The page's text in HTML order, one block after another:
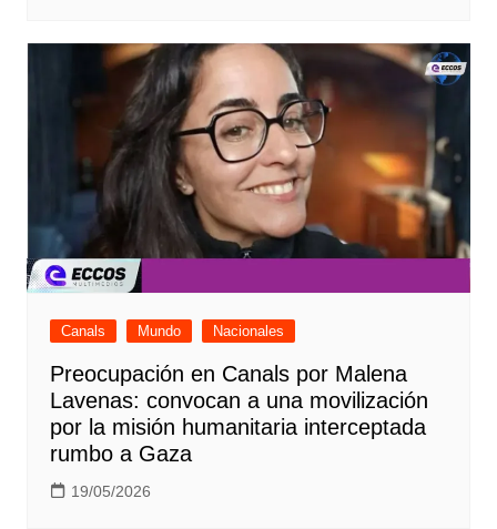
Canals Mundo Nacionales
Preocupación en Canals por Malena
Lavenas: convocan a una movilización
por la misión humanitaria interceptada
rumbo a Gaza
19/05/2026